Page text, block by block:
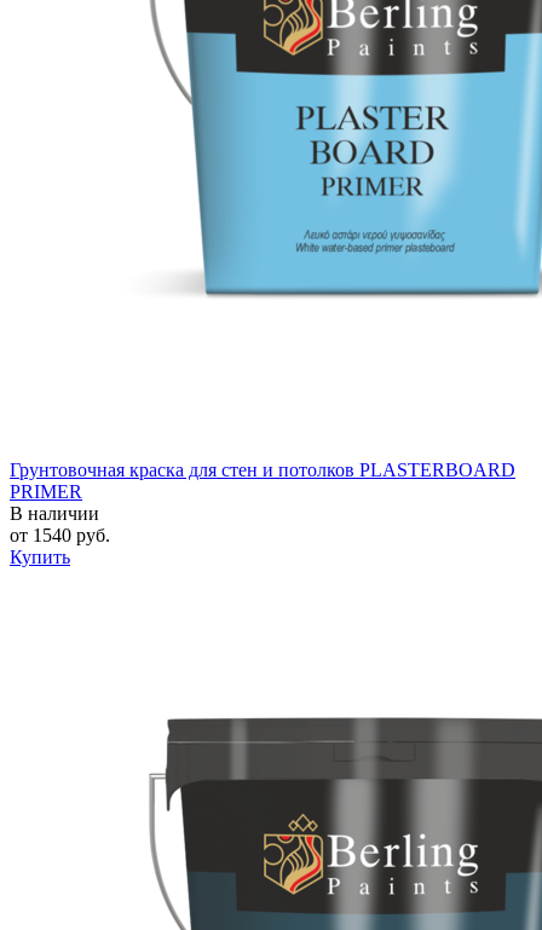
Грунтовочная краска для стен и потолков PLASTERBOARD
PRIMER
В наличии
от 1540 руб.
Купить